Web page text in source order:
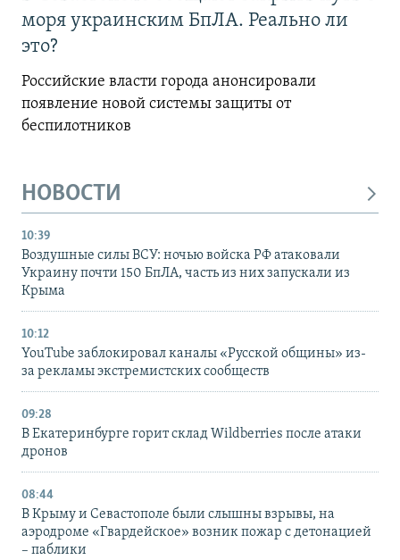
моря украинским БпЛА. Реально ли
это?
Российские власти города анонсировали
появление новой системы защиты от
беспилотников
НОВОСТИ
10:39
Воздушные силы ВСУ: ночью войска РФ атаковали
Украину почти 150 БпЛА, часть из них запускали из
Крыма
10:12
YouTube заблокировал каналы «Русской общины» из-
за рекламы экстремистских сообществ
09:28
В Екатеринбурге горит склад Wildberries после атаки
дронов
08:44
В Крыму и Севастополе были слышны взрывы, на
аэродроме «Гвардейское» возник пожар с детонацией
– паблики